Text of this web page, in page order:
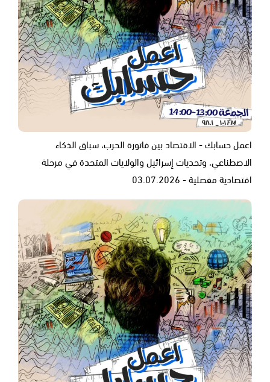
اعمل حسابك - الاقتصاد بين فاتورة الحرب، سباق الذكاء
الاصطناعي، وتحديات إسرائيل والولايات المتحدة في مرحلة
اقتصادية مفصلية - 03.07.2026